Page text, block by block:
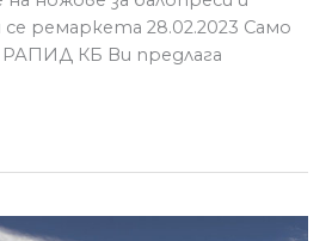
ремаркета 28.02.2023 Само
РАПИД КБ Ви предлага